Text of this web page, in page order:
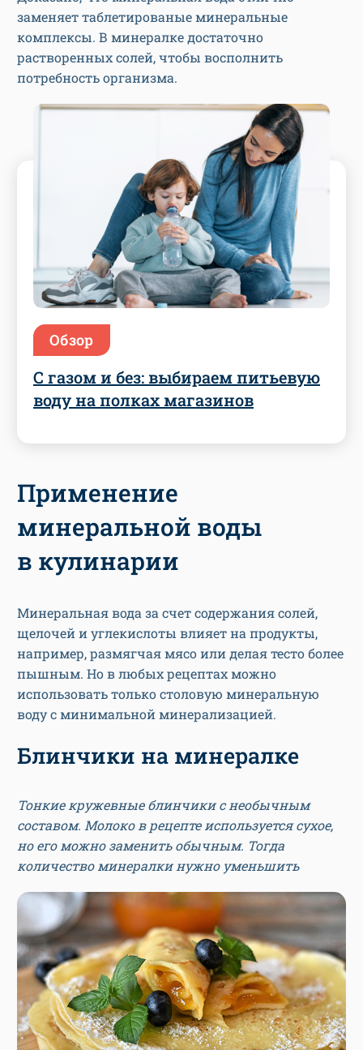
заменяет таблетированые минеральные
комплексы. В минералке достаточно
растворенных солей, чтобы восполнить
потребность организма.
Обзор
С газом и без: выбираем питьевую
воду на полках магазинов
Применение
минеральной воды
в кулинарии
Минеральная вода за счет содержания солей,
щелочей и углекислоты влияет на продукты,
например, размягчая мясо или делая тесто более
пышным. Но в любых рецептах можно
использовать только столовую минеральную
воду с минимальной минерализацией.
Блинчики на минералке
Тонкие кружевные блинчики с необычным
составом. Молоко в рецепте используется сухое,
но его можно заменить обычным. Тогда
количество минералки нужно уменьшить